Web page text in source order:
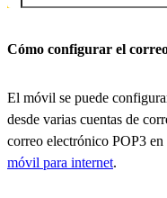
Cómo configurar el
El móvil se puede
desde varias cuentas de
correo electrónico POP3
móvil para internet.